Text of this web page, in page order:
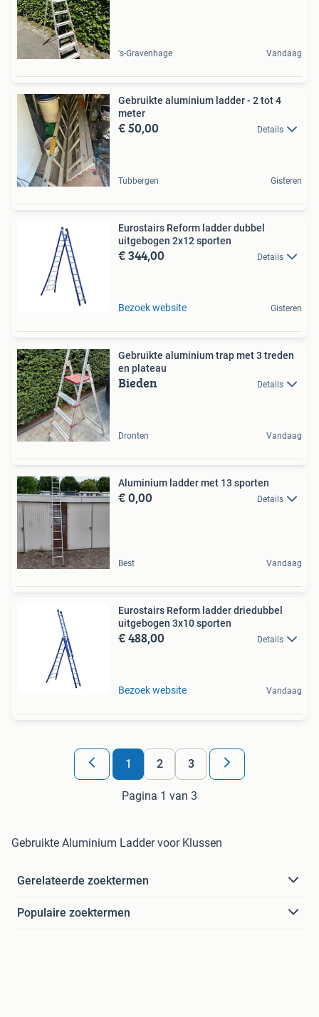
's-Gravenhage Vandaag
Gebruikte aluminium ladder - 2 tot 4
meter
€ 50,00 Details
Tubbergen Gisteren
Eurostairs Reform ladder dubbel
uitgebogen 2x12 sporten
€ 344,00 Details
Bezoek website Gisteren
Gebruikte aluminium trap met 3 treden
en plateau
Bieden Details
Dronten Vandaag
Aluminium ladder met 13 sporten
€ 0,00 Details
Best Vandaag
Eurostairs Reform ladder driedubbel
uitgebogen 3x10 sporten
€ 488,00 Details
Bezoek website Vandaag
1 2 3
Pagina 1 van 3
Gebruikte Aluminium Ladder voor Klussen
Gerelateerde zoektermen
Populaire zoektermen